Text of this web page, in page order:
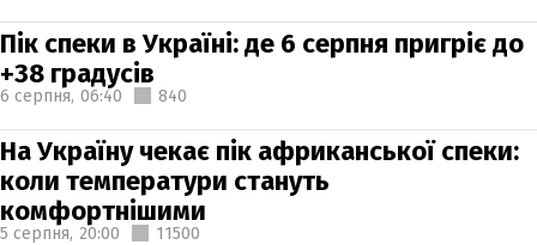
Пік спеки в Україні: де 6 серпня пригріє до
+38 градусів
6 серпня, 06:40 840
На Україну чекає пік африканської спеки:
коли температури стануть
комфортнішими
5 серпня, 20:00 11500